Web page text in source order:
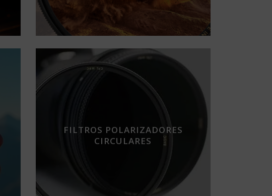
FILTROS POLARIZADORES
CIRCULARES